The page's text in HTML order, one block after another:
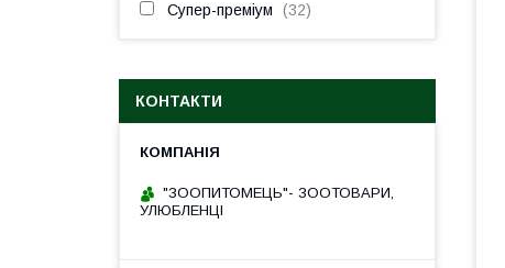
Супер-преміум 32
КОНТАКТИ
"ЗООПИТОМЕЦЬ"- ЗООТОВАРИ,
УЛЮБЛЕНЦІ